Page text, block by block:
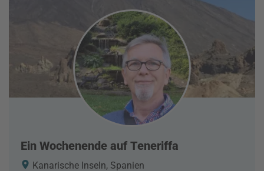
Ein Wochenende auf Teneriffa
Kanarische Inseln, Spanien